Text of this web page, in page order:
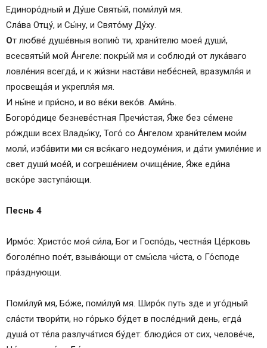
Единоро́дный и Ду́ше Святы́й, поми́луй мя.
Сла́ва Отцу́, и Сы́ну, и Свято́му Ду́ху.
От любве́ душе́вныя вопию́ ти, храни́телю моея́ души́,
всесвяты́й мой Áнгеле: покры́й мя и соблюди́ от лука́ваго
ловле́ния всегда́, и к жи́зни наста́ви небе́сней, вразумля́я и
просвеща́я и укрепля́я мя.
И ны́не и при́сно, и во ве́ки веко́в. Ами́нь.
Бо­го­ро́­ди­це безневе́стная Пре­чи́с­тая, Я́же без се́мене
ро́ждши всех Вла­ды́ку, Того́ со А́н­ге­лом храни́телем мои́м
моли́, изба́вити ми ся вся́каго недоуме́ния, и да́ти умиле́ние и
свет души́ мое́й, и согреше́нием очище́ние, Я́же еди́на
вско́ре заступа́ющи.
Песнь 4
Ирмо́с: Христо́с моя́ си́ла, Бог и Госпо́дь, честна́я Це́рковь
боголе́пно пое́т, взыва́ющи от смы́сла чи́ста, о Го́споде
пра́зднующи.
Поми́луй мя, Бо́же, поми́луй мя. Широ́к путь зде и уго́дный
сла́сти твори́ти, но го́рько бу́дет в после́дний день, егда́
душа́ от те́ла разлуча́тися бу́дет: блюди́ся от сих, челове́че,